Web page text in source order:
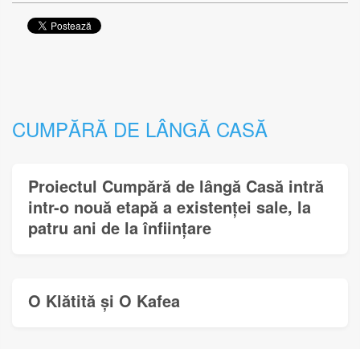
CUMPĂRĂ DE LÂNGĂ CASĂ
Proiectul Cumpără de lângă Casă intră
intr-o nouă etapă a existenței sale, la
patru ani de la înființare
O Klătită și O Kafea